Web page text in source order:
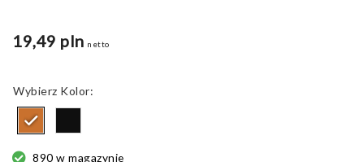
19,49 pln netto
Kolor
890 w magazynie